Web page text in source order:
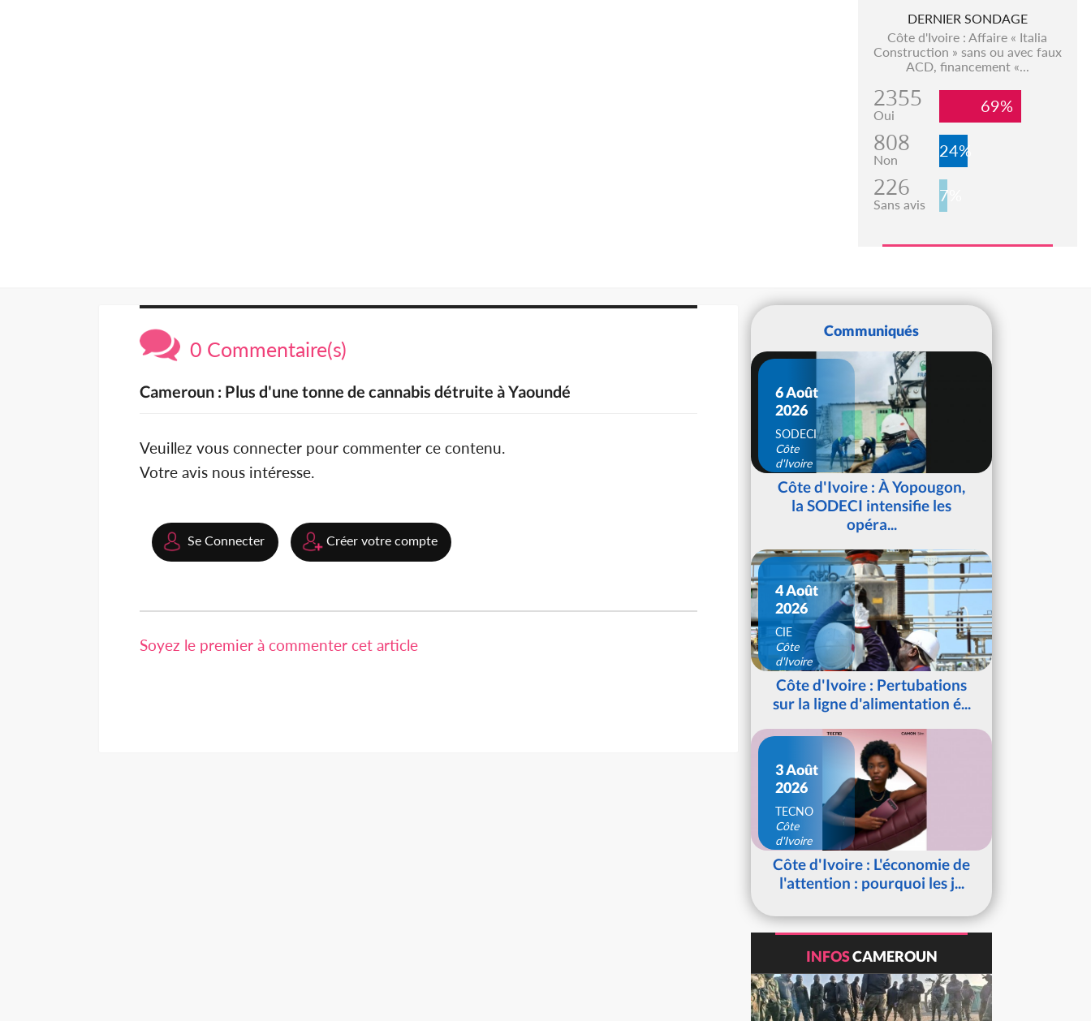
DERNIER SONDAGE
Côte d'Ivoire : Affaire « Italia
Construction » sans ou avec faux
ACD, financement «...
2355
Oui 69%
808
Non 24%
226
Sans avis 7%
0 Commentaire(s)
Cameroun : Plus d'une tonne de cannabis détruite à Yaoundé
Veuillez vous connecter pour commenter ce contenu.
Votre avis nous intéresse.
Se Connecter Créer votre compte
Soyez le premier à commenter cet article
Communiqués
6 Août
2026
SODECI
Côte
d'Ivoire
Côte d'Ivoire : À Yopougon,
la SODECI intensifie les
opéra...
4 Août
2026
CIE
Côte
d'Ivoire
Côte d'Ivoire : Pertubations
sur la ligne d'alimentation é...
3 Août
2026
TECNO
Côte
d'Ivoire
Côte d'Ivoire : L'économie de
l'attention : pourquoi les j...
INFOSCAMEROUN